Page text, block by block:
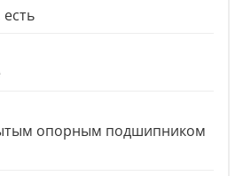
опорным подшипником